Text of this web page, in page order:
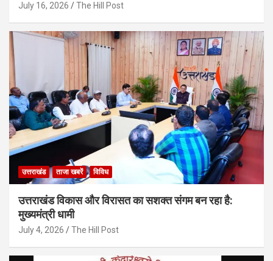
July 16, 2026 The Hill Post
उत्तराखंड ताजा खबरें विविध
उत्तराखंड विकास और विरासत का सशक्त संगम बन रहा है:
मुख्यमंत्री धामी
July 4, 2026 The Hill Post